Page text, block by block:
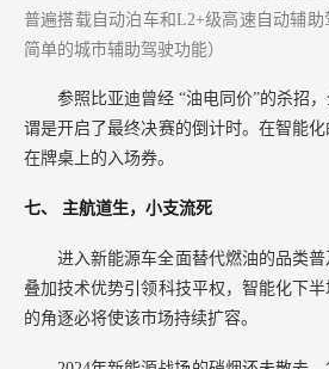
普遍搭载自动泊车和L2+级高速自动辅
简单的城市辅助驾驶功能）
参照比亚迪曾经 “油电同价”的杀招
谓是开启了最终决赛的倒计时。在智能
在牌桌上的入场券。
七、 主航道生，小支流死
进入新能源车全面替代燃油的品类
叠加技术优势引领科技平权，智能化下
的角逐必将使该市场持续扩容。